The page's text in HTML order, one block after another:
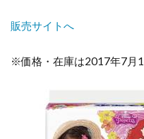
販売サイトへ
※価格・在庫は2017年7月